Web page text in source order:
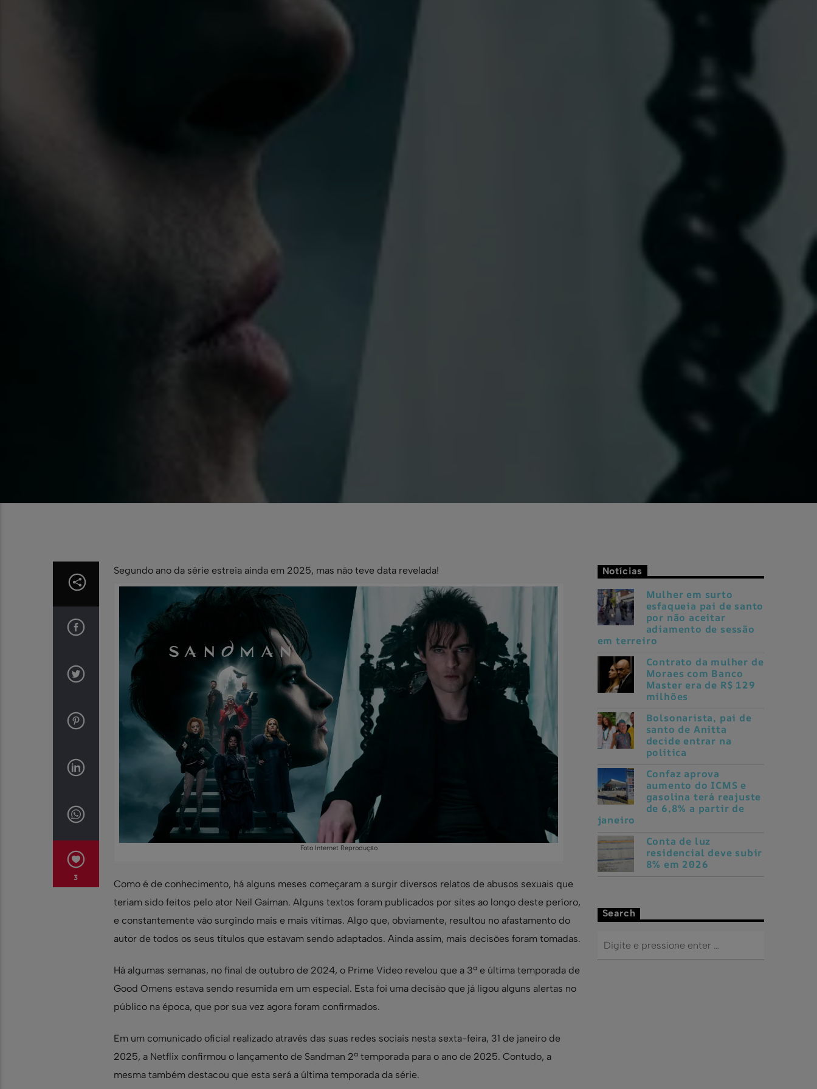
Segundo ano da série estreia ainda em 2025, mas não teve data revelada!
Como é de conhecimento, há alguns meses começaram a surgir diversos relatos de abusos sexuais que
teriam sido feitos pelo ator Neil Gaiman. Alguns textos foram publicados por sites ao longo deste períoro,
e constantemente vão surgindo mais e mais vítimas. Algo que, obviamente, resultou no afastamento do
autor de todos os seus títulos que estavam sendo adaptados. Ainda assim, mais decisões foram tomadas.
Há algumas semanas, no final de outubro de 2024, o Prime Video revelou que a 3ª e última temporada de
Good Omens estava sendo resumida em um especial. Esta foi uma decisão que já ligou alguns alertas no
público na época, que por sua vez agora foram confirmados.
Em um comunicado oficial realizado através das suas redes sociais nesta sexta-feira, 31 de janeiro de
2025, a Netflix confirmou o lançamento de Sandman 2ª temporada para o ano de 2025. Contudo, a
Notícias
Mulher em surto
esfaqueia pai de santo
por não aceitar
em terreiro
Contrato da mulher de
Moraes com Banco
milhões
Bolsonarista, pai de
santo de Anitta
política
Confaz aprova
aumento do ICMS e
janeiro
Conta de luz